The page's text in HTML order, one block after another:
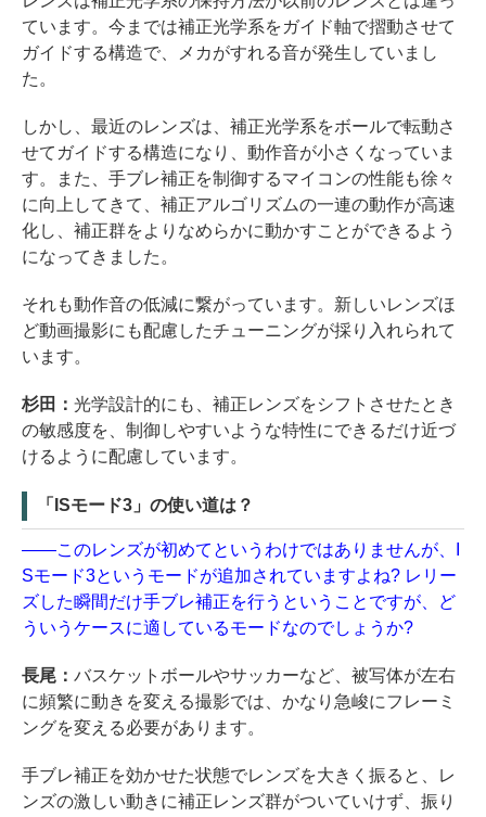
ています。今までは補正光学系をガイド軸で摺動させて
ガイドする構造で、メカがすれる音が発生していまし
た。
しかし、最近のレンズは、補正光学系をボールで転動さ
せてガイドする構造になり、動作音が小さくなっていま
す。また、手ブレ補正を制御するマイコンの性能も徐々
に向上してきて、補正アルゴリズムの一連の動作が高速
化し、補正群をよりなめらかに動かすことができるよう
になってきました。
それも動作音の低減に繋がっています。新しいレンズほ
ど動画撮影にも配慮したチューニングが採り入れられて
います。
杉田： 光学設計的にも、補正レンズをシフトさせたとき
の敏感度を、制御しやすいような特性にできるだけ近づ
けるように配慮しています。
「ISモード3」の使い道は？
――このレンズが初めてというわけではありませんが、I
Sモード3というモードが追加されていますよね? レリー
ズした瞬間だけ手ブレ補正を行うということですが、ど
ういうケースに適しているモードなのでしょうか?
長尾： バスケットボールやサッカーなど、被写体が左右
に頻繁に動きを変える撮影では、かなり急峻にフレーミ
ングを変える必要があります。
手ブレ補正を効かせた状態でレンズを大きく振ると、レ
ンズの激しい動きに補正レンズ群がついていけず、振り